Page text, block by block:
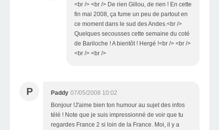
<br /> <br /> De rien Gillou, de rien ! En cette
fin mai 2008, ça fume un peu de partout en
ce moment dans le sud des Andes.<br />
Quelques secousses cette semaine du coté
de Bariloche ! A bientôt ! Hergé !<br /> <br />
<br /> <br />
P Paddy 07/05/2008 10:02
Bonjour !J'aime bien ton humour au sujet des infos
télé ! Note que je suis impressionné de voir que tu
regardes France 2 si loin de la France. Moi, il y a